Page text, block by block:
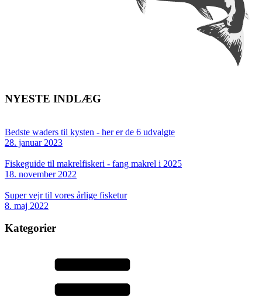
NYESTE INDLÆG
Bedste waders til kysten - her er de 6 udvalgte
28. januar 2023
Fiskeguide til makrelfiskeri - fang makrel i 2025
18. november 2022
Super vejr til vores årlige fisketur
8. maj 2022
Kategorier